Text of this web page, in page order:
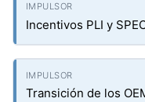
Incentivos PLI y
Transición de los